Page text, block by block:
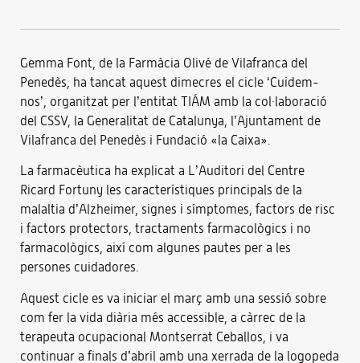
Gemma Font, de la Farmàcia Olivé de Vilafranca del
Penedès, ha tancat aquest dimecres el cicle ‘Cuidem-
nos’, organitzat per l’entitat TIÁM amb la col·laboració
del CSSV, la Generalitat de Catalunya, l’Ajuntament de
Vilafranca del Penedès i Fundació «la Caixa».
La farmacèutica ha explicat a L’Auditori del Centre
Ricard Fortuny les característiques principals de la
malaltia d’Alzheimer, signes i símptomes, factors de risc
i factors protectors, tractaments farmacològics i no
farmacològics, així com algunes pautes per a les
persones cuidadores.
Aquest cicle es va iniciar el març amb una sessió sobre
com fer la vida diària més accessible, a càrrec de la
terapeuta ocupacional Montserrat Ceballos, i va
continuar a finals d’abril amb una xerrada de la logopeda